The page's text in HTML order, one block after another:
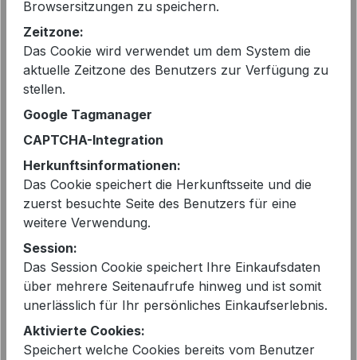
149,99 €*
Sie sparen 47%
vorher 149,99 €
Preise inkl. MwSt. zzgl. Versandkosten
Sofort verfügbar, Lieferzeit: 2-5 Tage
Farbe auswählen
ROT
Größe
36
Produkt Anzahl: Gib den
In den Warenkorb
Browsersitzungen zu speichern.
Zeitzone:
Das Cookie wird verwendet um dem System die
aktuelle Zeitzone des Benutzers zur Verfügung zu
stellen.
Google Tagmanager
CAPTCHA-Integration
Herkunftsinformationen:
Das Cookie speichert die Herkunftsseite und die
zuerst besuchte Seite des Benutzers für eine
weitere Verwendung.
Session:
Das Session Cookie speichert Ihre Einkaufsdaten
über mehrere Seitenaufrufe hinweg und ist somit
unerlässlich für Ihr persönliches Einkaufserlebnis.
Aktivierte Cookies:
Speichert welche Cookies bereits vom Benutzer